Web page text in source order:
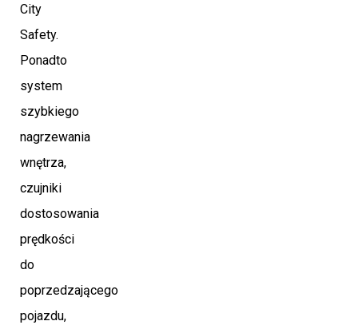
City
Safety.
Ponadto
system
szybkiego
nagrzewania
wnętrza,
czujniki
dostosowania
prędkości
do
poprzedzającego
pojazdu,